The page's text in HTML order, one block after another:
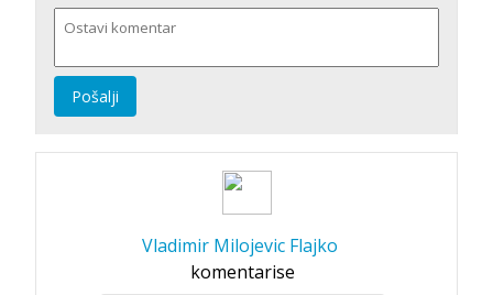
Pošalji
Vladimir Milojevic Flajko
komentarise